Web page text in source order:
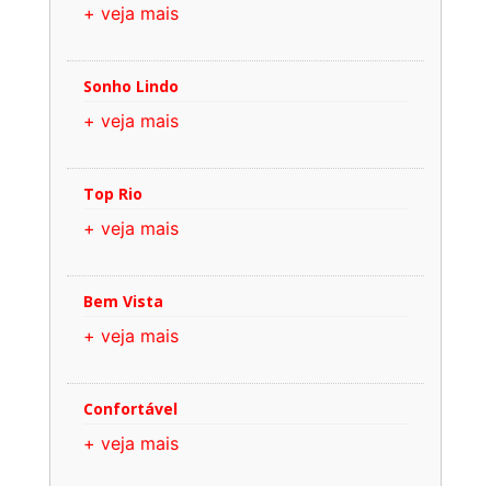
+ veja mais
Sonho Lindo
+ veja mais
Top Rio
+ veja mais
Bem Vista
+ veja mais
Confortável
+ veja mais